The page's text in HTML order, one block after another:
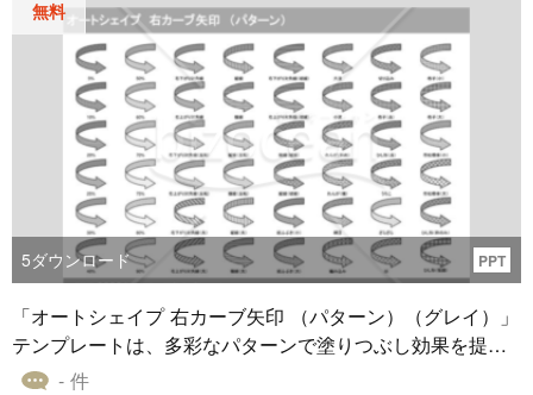
無料
5ダウンロード PPT
「オートシェイプ 右カーブ矢印 （パターン）（グレイ）」
テンプレートは、多彩なパターンで塗りつぶし効果を提供
するグレイカラーの右カーブ矢印のオートシェイプ素材で
- 件